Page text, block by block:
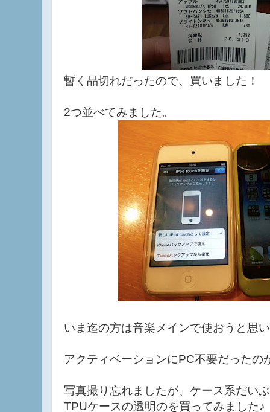
写真撮り忘れましたが、ケース系だい